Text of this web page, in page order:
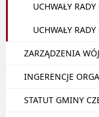
UCHWAŁY
UCHWAŁY
ZARZĄDZENIA
INGERENCJE
STATUT GMINY